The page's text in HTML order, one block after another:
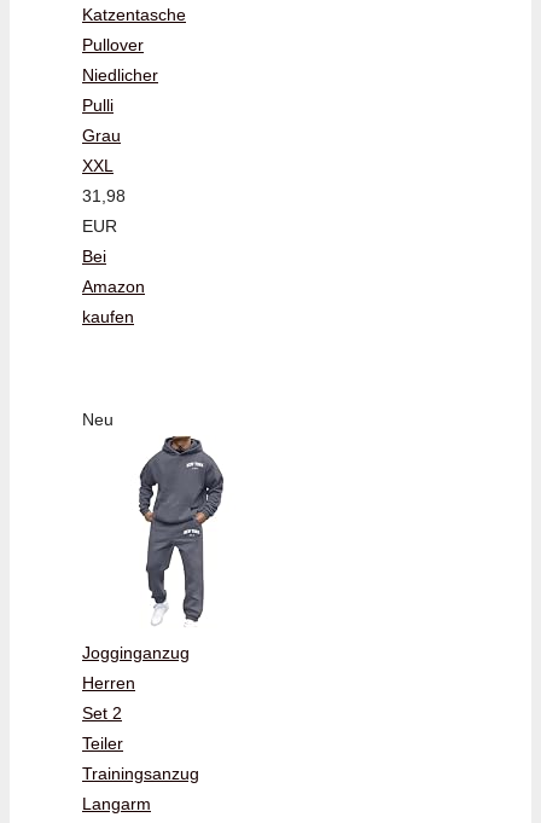
Katzentasche
Pullover
Niedlicher
Pulli
Grau
XXL
31,98
EUR
Bei
Amazon
kaufen
Neu
Jogginganzug
Herren
Set 2
Teiler
Trainingsanzug
Langarm